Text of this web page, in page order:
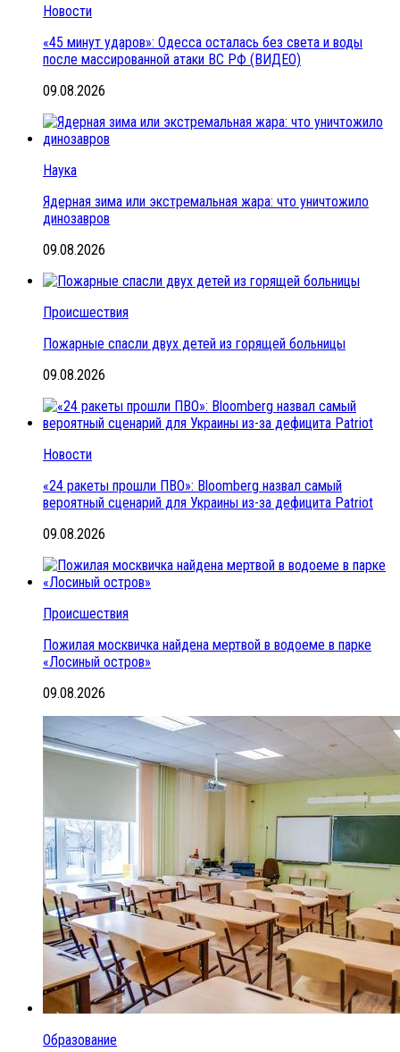
Новости
«45 минут ударов»: Одесса осталась без света и воды
после массированной атаки ВС РФ (ВИДЕО)
09.08.2026
Наука
Ядерная зима или экстремальная жара: что уничтожило
динозавров
09.08.2026
Происшествия
Пожарные спасли двух детей из горящей больницы
09.08.2026
Новости
«24 ракеты прошли ПВО»: Bloomberg назвал самый
вероятный сценарий для Украины из-за дефицита Patriot
09.08.2026
Происшествия
Пожилая москвичка найдена мертвой в водоеме в парке
«Лосиный остров»
09.08.2026
Образование